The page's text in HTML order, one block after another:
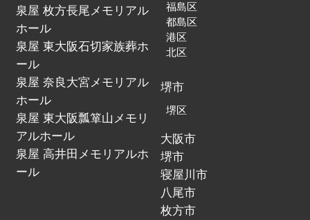
泉屋 枚方長尾メモリアル
ホール
泉屋 東大阪石切家族葬ホ
ール
泉屋 奈良大宮メモリアル
ホール
泉屋 東大阪瓢箪山メモリ
アルホール
泉屋 高井田メモリアルホ
ール
福島区
都島区
港区
北区
堺市
堺区
大阪市
堺市
寝屋川市
八尾市
枚方市